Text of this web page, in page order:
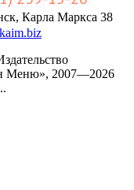
Карла Маркса 38
Меню», 2007—2026